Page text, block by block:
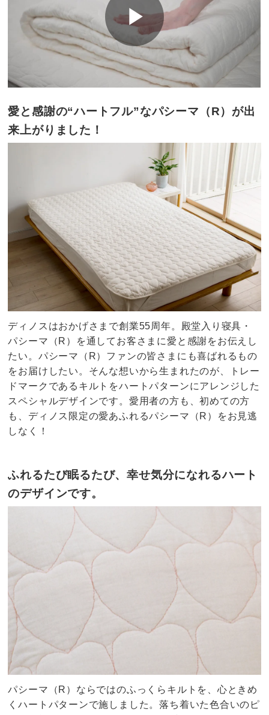
愛と感謝の“ハートフル”なパシーマ（R）が出
来上がりました！
ディノスはおかげさまで創業55周年。殿堂入り寝具・
パシーマ（R）を通してお客さまに愛と感謝をお伝えし
たい。パシーマ（R）ファンの皆さまにも喜ばれるもの
をお届けしたい。そんな想いから生まれたのが、トレー
ドマークであるキルトをハートパターンにアレンジした
スペシャルデザインです。愛用者の方も、初めての方
も、ディノス限定の愛あふれるパシーマ（R）をお見逃
しなく！
ふれるたび眠るたび、幸せ気分になれるハート
のデザインです。
パシーマ（R）ならではのふっくらキルトを、心ときめ
くハートパターンで施しました。落ち着いた色合いのピ